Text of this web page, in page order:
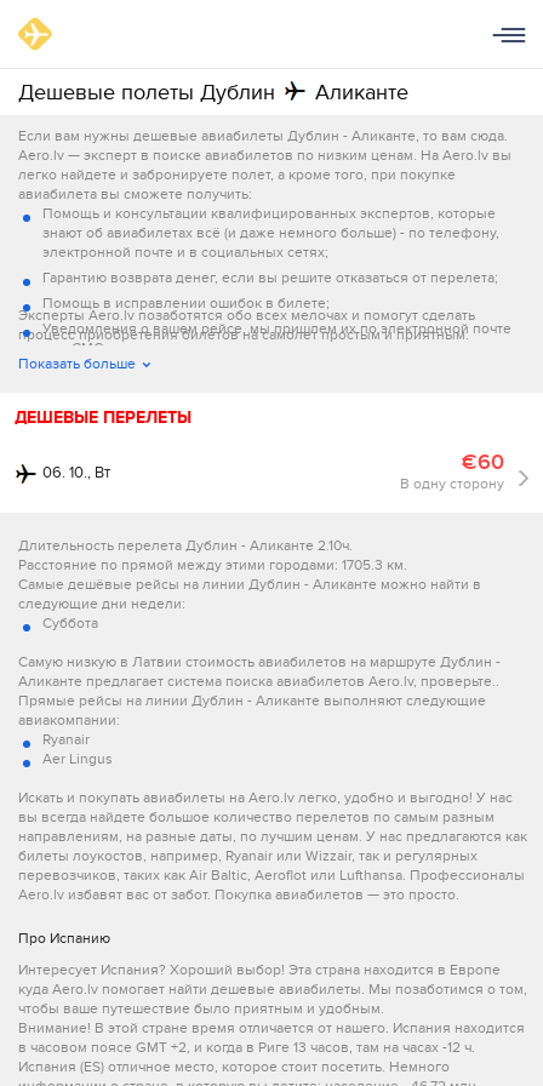
Дешевые полеты Дублин Аликанте
Если вам нужны дешевые авиабилеты Дублин - Аликанте, то вам сюда.
Aero.lv — эксперт в поиске авиабилетов по низким ценам. На Aero.lv вы
легко найдете и забронируете полет, а кроме того, при покупке
авиабилета вы сможете получить:
Помощь и консультации квалифицированных экспертов, которые
знают об авиабилетах всё (и даже немного больше) - по телефону,
электронной почте и в социальных сетях;
Гарантию возврата денег, если вы решите отказаться от перелета;
Помощь в исправлении ошибок в билете;
Уведомления о вашем рейсе, мы пришлем их по электронной почте
или СМС;
Возможность заказа дополнительных услуг, таких, как заказ
Эксперты Aero.lv позаботятся обо всех мелочах и помогут сделать
процесс приобретения билетов на самолет простым и приятным.
Показать больше
ДЕШЕВЫЕ ПЕРЕЛЕТЫ
06. 10., Вт €60
В одну сторону
Длительность перелета Дублин - Аликанте 2.10ч.
Расстояние по прямой между этими городами: 1705.3 км.
Самые дешёвые рейсы на линии Дублин - Аликанте можно найти в
следующие дни недели:
Суббота
Самую низкую в Латвии стоимость авиабилетов на маршруте Дублин -
Аликанте предлагает система поиска авиабилетов Aero.lv, проверьте..
Прямые рейсы на линии Дублин - Аликанте выполняют следующие
авиакомпании:
Ryanair
Aer Lingus
Искать и покупать авиабилеты на Aero.lv легко, удобно и выгодно! У нас
вы всегда найдете большое количество перелетов по самым разным
направлениям, на разные даты, по лучшим ценам. У нас предлагаются как
билеты лоукостов, например, Ryanair или Wizzair, так и регулярных
перевозчиков, таких как Air Baltic, Aeroflot или Lufthansa. Профессионалы
Aero.lv избавят вас от забот. Покупка авиабилетов — это просто.
Про Испанию
Интересует Испания? Хороший выбор! Эта страна находится в Европе
куда Aero.lv помогает найти дешевые авиабилеты. Мы позаботимся о том,
чтобы ваше путешествие было приятным и удобным.
Внимание! В этой стране время отличается от нашего. Испания находится
в часовом поясе GMT +2, и когда в Риге 13 часов, там на часах -12 ч.
Испания (ES) отличное место, которое стоит посетить. Немного